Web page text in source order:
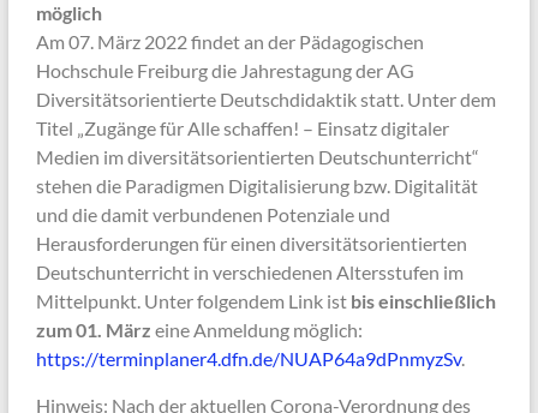
möglich
Am 07. März 2022 findet an der Pädagogischen
Hochschule Freiburg die Jahrestagung der AG
Diversitätsorientierte Deutschdidaktik statt. Unter dem
Titel „Zugänge für Alle schaffen! – Einsatz digitaler
Medien im diversitätsorientierten Deutschunterricht“
stehen die Paradigmen Digitalisierung bzw. Digitalität
und die damit verbundenen Potenziale und
Herausforderungen für einen diversitätsorientierten
Deutschunterricht in verschiedenen Altersstufen im
Mittelpunkt. Unter folgendem Link ist bis einschließlich
zum 01. März eine Anmeldung möglich:
https://terminplaner4.dfn.de/NUAP64a9dPnmyzSv.
Hinweis: Nach der aktuellen Corona-Verordnung des